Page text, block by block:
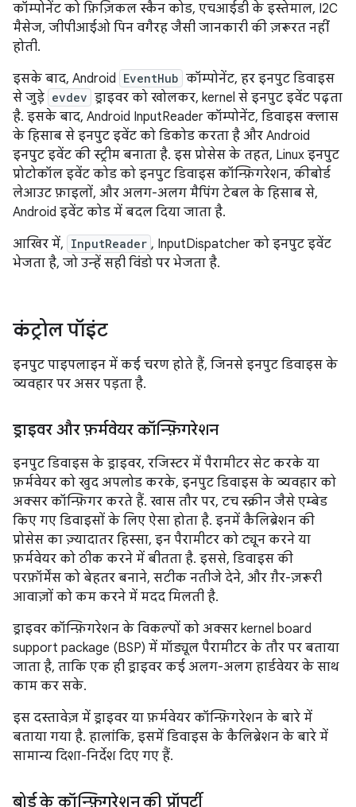
कॉम्पोनेंट को फ़िज़िकल स्कैन कोड, एचआईडी के इस्तेमाल, I2C
मैसेज, जीपीआईओ पिन वगैरह जैसी जानकारी की ज़रूरत नहीं
होती.
इसके बाद, Android EventHub कॉम्पोनेंट, हर इनपुट डिवाइस
से जुड़े evdev ड्राइवर को खोलकर, kernel से इनपुट इवेंट पढ़ता
है. इसके बाद, Android InputReader कॉम्पोनेंट, डिवाइस क्लास
के हिसाब से इनपुट इवेंट को डिकोड करता है और Android
इनपुट इवेंट की स्ट्रीम बनाता है. इस प्रोसेस के तहत, Linux इनपुट
प्रोटोकॉल इवेंट कोड को इनपुट डिवाइस कॉन्फ़िगरेशन, कीबोर्ड
लेआउट फ़ाइलों, और अलग-अलग मैपिंग टेबल के हिसाब से,
Android इवेंट कोड में बदल दिया जाता है.
आखिर में, InputReader , InputDispatcher को इनपुट इवेंट
भेजता है, जो उन्हें सही विंडो पर भेजता है.
कंट्रोल पॉइंट
इनपुट पाइपलाइन में कई चरण होते हैं, जिनसे इनपुट डिवाइस के
व्यवहार पर असर पड़ता है.
ड्राइवर और फ़र्मवेयर कॉन्फ़िगरेशन
इनपुट डिवाइस के ड्राइवर, रजिस्टर में पैरामीटर सेट करके या
फ़र्मवेयर को खुद अपलोड करके, इनपुट डिवाइस के व्यवहार को
अक्सर कॉन्फ़िगर करते हैं. खास तौर पर, टच स्क्रीन जैसे एम्बेड
किए गए डिवाइसों के लिए ऐसा होता है. इनमें कैलिब्रेशन की
प्रोसेस का ज़्यादातर हिस्सा, इन पैरामीटर को ट्यून करने या
फ़र्मवेयर को ठीक करने में बीतता है. इससे, डिवाइस की
परफ़ॉर्मेंस को बेहतर बनाने, सटीक नतीजे देने, और ग़ैर-ज़रूरी
आवाज़ों को कम करने में मदद मिलती है.
ड्राइवर कॉन्फ़िगरेशन के विकल्पों को अक्सर kernel board
support package (BSP) में मॉड्यूल पैरामीटर के तौर पर बताया
जाता है, ताकि एक ही ड्राइवर कई अलग-अलग हार्डवेयर के साथ
काम कर सके.
इस दस्तावेज़ में ड्राइवर या फ़र्मवेयर कॉन्फ़िगरेशन के बारे में
बताया गया है. हालांकि, इसमें डिवाइस के कैलिब्रेशन के बारे में
सामान्य दिशा-निर्देश दिए गए हैं.
बोर्ड के कॉन्फ़िगरेशन की प्रॉपर्टी